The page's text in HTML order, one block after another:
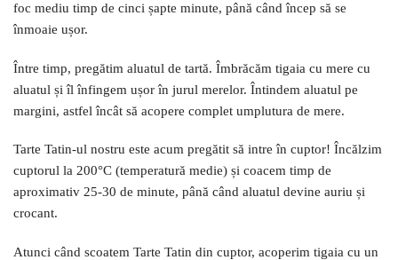
foc mediu timp de cinci șapte minute, până când încep să se
înmoaie ușor.
Între timp, pregătim aluatul de tartă. Îmbrăcăm tigaia cu mere cu
aluatul și îl înfingem ușor în jurul merelor. Întindem aluatul pe
margini, astfel încât să acopere complet umplutura de mere.
Tarte Tatin-ul nostru este acum pregătit să intre în cuptor! Încălzim
cuptorul la 200°C (temperatură medie) și coacem timp de
aproximativ 25-30 de minute, până când aluatul devine auriu și
crocant.
Atunci când scoatem Tarte Tatin din cuptor, acoperim tigaia cu un